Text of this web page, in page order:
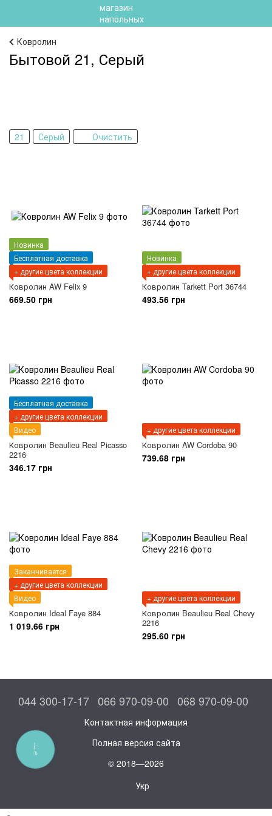
Ковролин
Бытовой 21, Серый
21 Серый Очистить
Новинка
Бесплатная доставка
+ другие цвета коллекции
Ковролин AW Felix 9
669.50 грн
Новинка
+ другие цвета коллекции
Ковролин Tarkett Port 36744
493.56 грн
Бесплатная доставка
+ другие цвета коллекции
Видео
Ковролин Beaulieu Real Picasso
2216
346.17 грн
+ другие цвета коллекции
Ковролин AW Cordoba 90
739.68 грн
Заканчивается
+ другие цвета коллекции
Видео
Ковролин Ideal Faye 884
1 019.66 грн
+ другие цвета коллекции
Ковролин Beaulieu Real Chevy
2216
295.60 грн
044 300-17-17 066 970-09-00 068 970-09-00
Контактная информация
Полная версия сайта
© 2018—2026
Укр
КНОПКА
СВЯЗИ